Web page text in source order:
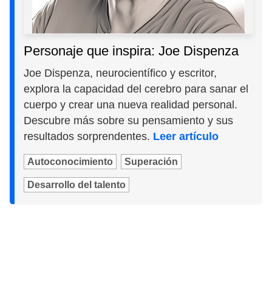
Personaje que inspira: Joe Dispenza
Joe Dispenza, neurocientífico y escritor,
explora la capacidad del cerebro para sanar el
cuerpo y crear una nueva realidad personal.
Descubre más sobre su pensamiento y sus
resultados sorprendentes. Leer artículo
Autoconocimiento Superación
Desarrollo del talento